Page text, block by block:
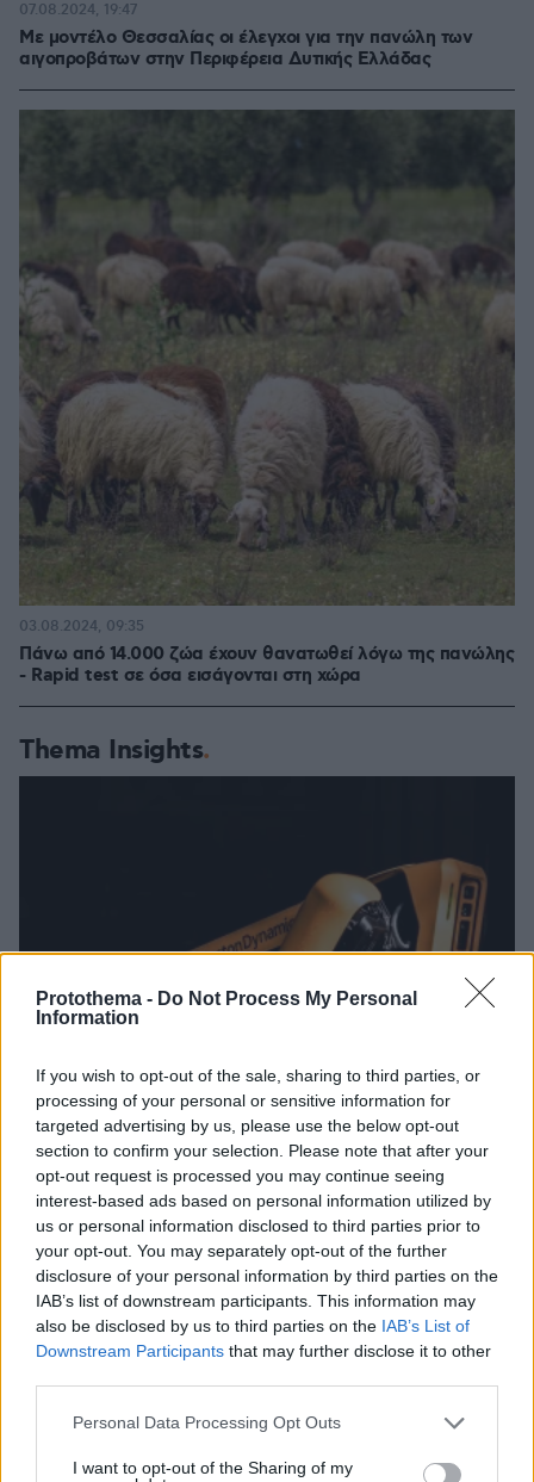
Protothema - Do Not Process My Personal
Information
If you wish to opt-out of the sale, sharing to third parties, or
processing of your personal or sensitive information for
targeted advertising by us, please use the below opt-out
section to confirm your selection. Please note that after your
opt-out request is processed you may continue seeing
interest-based ads based on personal information utilized by
us or personal information disclosed to third parties prior to
your opt-out. You may separately opt-out of the further
disclosure of your personal information by third parties on the
IAB’s list of downstream participants. This information may
also be disclosed by us to third parties on the IAB’s List of
Downstream Participants that may further disclose it to other
Please note that this website/app uses one or more Google
not limited to your visit or usage behaviour. You may click to
Personal Data Processing Opt Outs
I want to opt-out of the Sharing of my
Με μοντέλο Θεσσαλίας οι έλεγχοι για την πανώλη των
αιγοπροβάτων στην Περιφέρεια Δυτικής Ελλάδας
07.08.2024, 19:47
Πάνω από 14.000 ζώα έχουν θανατωθεί λόγω της πανώλης
- Rapid test σε όσα εισάγονται στη χώρα
03.08.2024, 09:35
Thema Insights
Το μέλλον της τεχνολογίας
27.07.2026, 06:00
26.07.2026, 09:54